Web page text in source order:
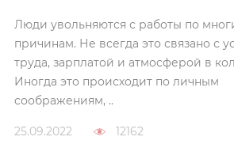
Люди увольняются с работы по
причинам. Не всегда это связано с
труда, зарплатой и атмосферой в
Иногда это происходит по личным
соображениям, ..
25.09.2022 12162